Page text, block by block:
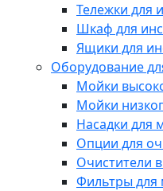
Тележки для
Шкаф для
Ящики для
Оборудование
Мойки
Мойки
Насадки для
Опции для
Очистители
Фильтры для